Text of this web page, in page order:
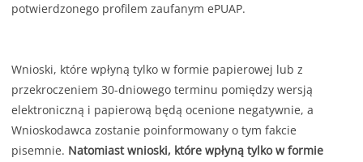
potwierdzonego profilem zaufanym ePUAP.
Wnioski, które wpłyną tylko w formie papierowej lub z
przekroczeniem 30-dniowego terminu pomiędzy wersją
elektroniczną i papierową będą ocenione negatywnie, a
Wnioskodawca zostanie poinformowany o tym fakcie
pisemnie. Natomiast wnioski, które wpłyną tylko w formie